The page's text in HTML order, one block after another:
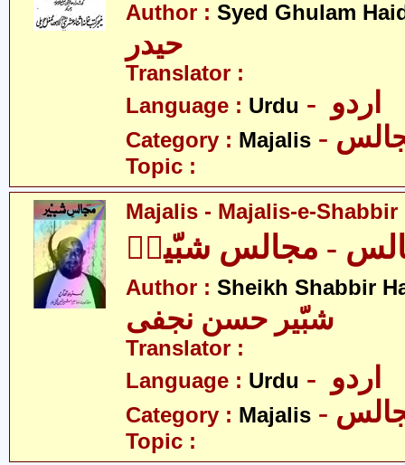
Author : Syed Ghulam
حیدر
Translator :
Language : Urdu
Category : Majalis
Topic :
Majalis - Majalis-e-Shabbir
- مجالس شبّیرؑ
Author : Sheikh Shabbir
شبّیر حسن نجفی
Translator :
Language : Urdu
Category : Majalis
Topic :